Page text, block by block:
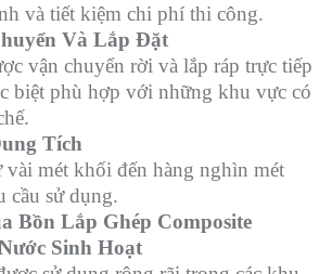
và tiết kiệm chi phí thi công.
Và Lắp Đặt
vận chuyển rời và lắp ráp trực tiếp
biệt phù hợp với những khu vực có
Tích
vài mét khối đến hàng nghìn mét
cầu sử dụng.
Bồn Lắp Ghép Composite
Sinh Hoạt